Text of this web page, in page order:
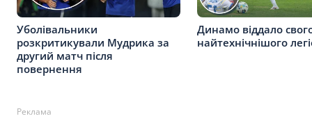
Уболівальники
розкритикували Мудрика за
другий матч після
повернення
Динамо віддало
найтехнічнішого
Реклама